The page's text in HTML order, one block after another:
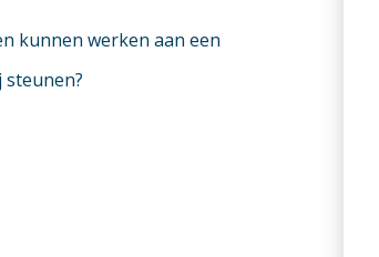
kunnen werken aan een